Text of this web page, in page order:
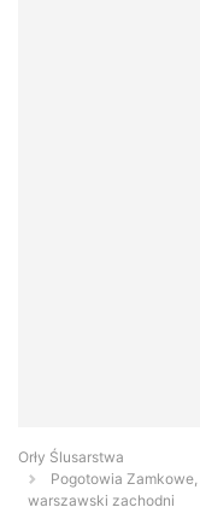
Orły Ślusarstwa
Pogotowia
warszawski zachodni